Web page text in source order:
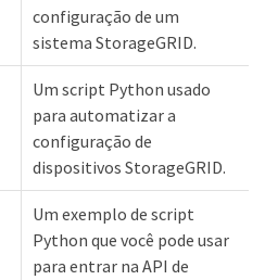
configuração de um
sistema StorageGRID.
Um script Python usado
para automatizar a
configuração de
dispositivos StorageGRID.
Um exemplo de script
Python que você pode usar
para entrar na API de